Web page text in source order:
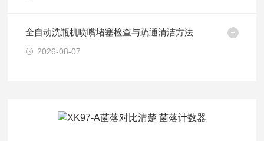
全自动洗瓶机喷嘴堵塞检查与疏通清洁方法
2026-08-07